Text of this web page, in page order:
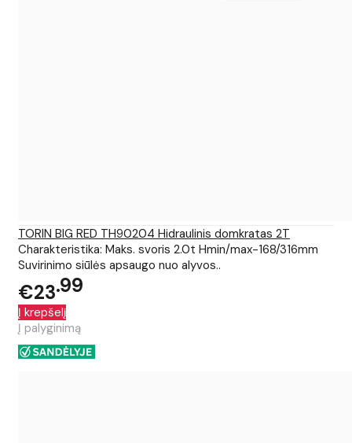
TORIN BIG RED TH90204 Hidraulinis domkratas 2T
Charakteristika: Maks. svoris 2.0t Hmin/max-168/316mm
Suvirinimo siūlės apsaugo nuo alyvos..
€23 99
Į krepšelį
Į palyginimą